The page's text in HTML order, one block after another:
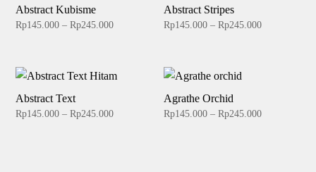
Abstract Kubisme
Rp145.000 – Rp245.000Price
through
Abstract Stripes
Rp145.000 – Rp245.000Price
Abstract Text
Rp145.000 – Rp245.000Price
Agrathe Orchid
Rp145.000 – Rp245.000Price